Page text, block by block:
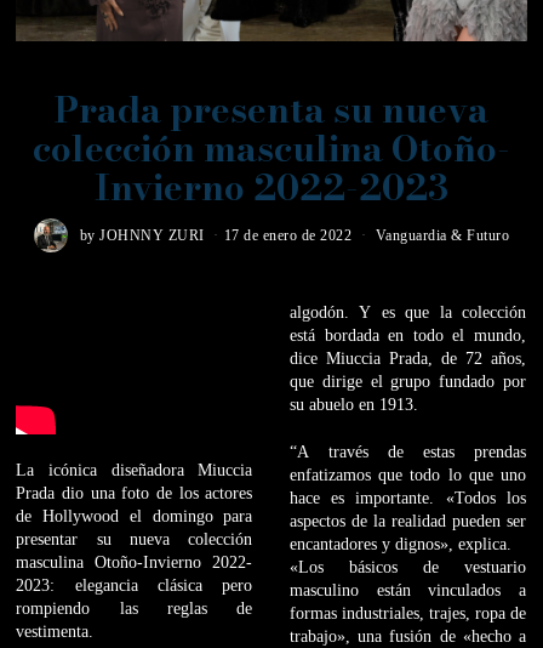
Prada presenta su nueva
colección masculina Otoño-
Invierno 2022-2023
byJOHNNY ZURI 17 de enero de 2022 Vanguardia & Futuro
La icónica diseñadora Miuccia
Prada dio una foto de los actores
de Hollywood el domingo para
presentar su nueva colección
masculina Otoño-Invierno 2022-
2023: elegancia clásica pero
rompiendo las reglas de
vestimenta.
algodón. Y es que la colección
está bordada en todo el mundo,
dice Miuccia Prada, de 72 años,
que dirige el grupo fundado por
su abuelo en 1913.
“A través de estas prendas
enfatizamos que todo lo que uno
hace es importante. «Todos los
aspectos de la realidad pueden ser
encantadores y dignos», explica.
«Los básicos de vestuario
masculino están vinculados a
formas industriales, trajes, ropa de
trabajo», una fusión de «hecho a